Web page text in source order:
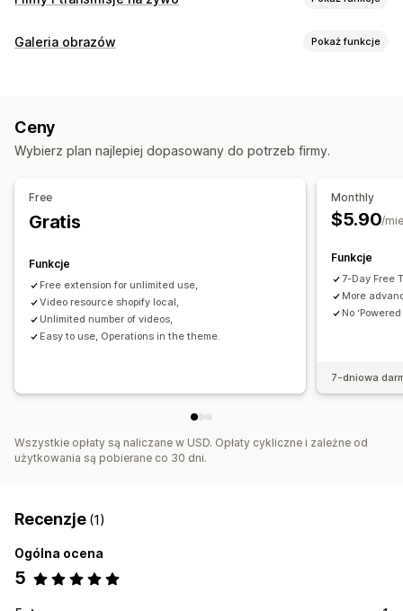
Zarządzanie filmami
Dostosowanie
Odtwarzacz wideo
Osadzone filmy
Wyskakujące okienka
Galeria obrazów Pokaż funkcje
Dostosowanie
Ceny
Wybierz plan najlepiej dopasowany do potrzeb firmy.
Free
Gratis
Funkcje
Free extension for unlimited use,
Video resource shopify local,
Unlimited number of videos,
Easy to use, Operations in the theme.
Monthly
$5.90/
Funkcje
7-Day Free
More
No
7-dniowa
Wszystkie opłaty są naliczane w USD. Opłaty cykliczne i zależne od
użytkowania są pobierane co 30 dni.
Recenzje (1)
Ogólna ocena
5